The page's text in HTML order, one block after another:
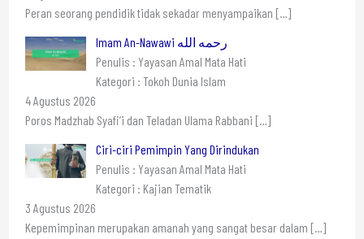
Peran seorang pendidik tidak sekadar menyampaikan […]
Imam An-Nawawi رحمه الله
Penulis : Yayasan Amal Mata Hati
Kategori : Tokoh Dunia Islam
4 Agustus 2026
Poros Madzhab Syafi’i dan Teladan Ulama Rabbani […]
Ciri-ciri Pemimpin Yang Dirindukan
Penulis : Yayasan Amal Mata Hati
Kategori : Kajian Tematik
3 Agustus 2026
Kepemimpinan merupakan amanah yang sangat besar dalam […]